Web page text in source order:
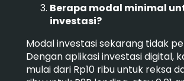
Berapa modal minimal
investasi?
Modal investasi sekarang tidak
Dengan aplikasi investasi digital,
mulai dari Rp10 ribu untuk reksa